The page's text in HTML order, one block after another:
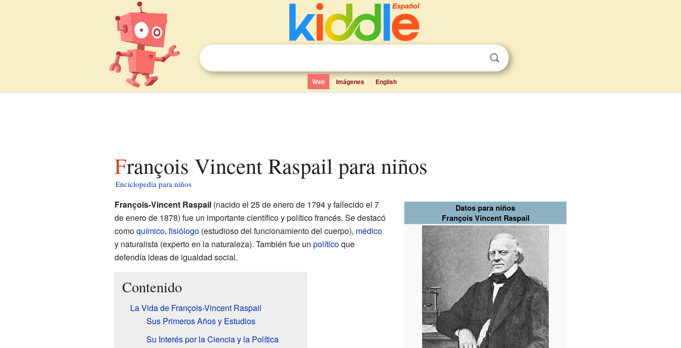
Web Imágenes English
François Vincent Raspail para niños
Enciclopedia para niños
Datos para niños
François Vincent Raspail
François-Vincent Raspail(nacido el 25 de enero de 1794 y fallecido el 7
de enero de 1878) fue un importante científico y político francés. Se destacó
comoquímico, fisiólogo(estudioso del funcionamiento del cuerpo), médico
y naturalista (experto en la naturaleza). También fue un políticoque
defendía ideas de igualdad social.
Contenido
La Vida de François-Vincent Raspail
Sus Primeros Años y Estudios
Su Interés por la Ciencia y la Política